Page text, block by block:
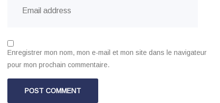
Enregistrer mon nom, mon e-mail et mon site dans le navigateur
pour mon prochain commentaire.
POST COMMENT